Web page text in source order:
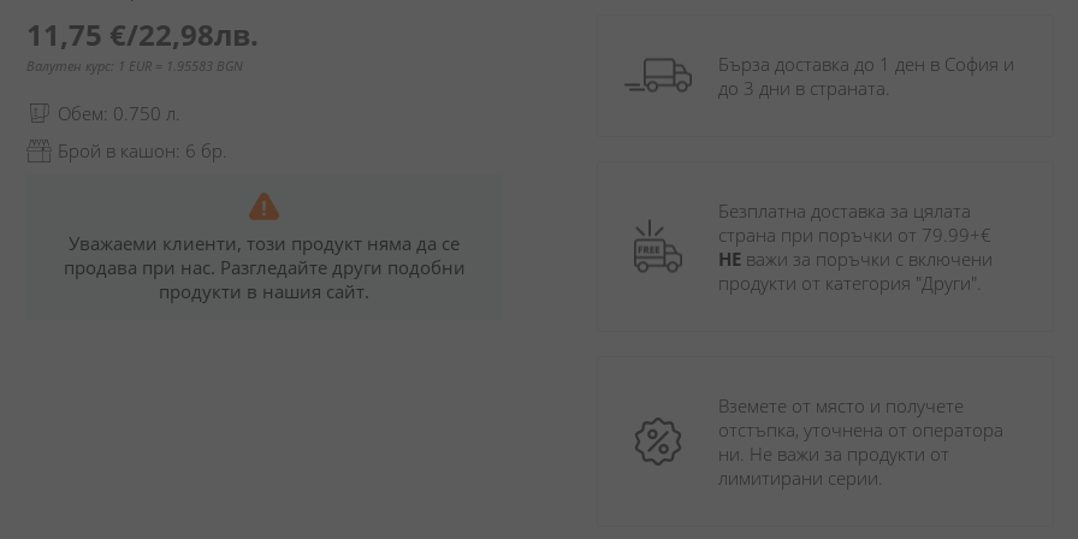
11,75 €/22,98лв.
Валутен курс: 1 EUR = 1.95583 BGN
Обем: 0.750 л.
Брой в кашон: 6 бр.
Уважаеми клиенти, този продукт няма да се
продава при нас. Разгледайте други подобни
продукти в нашия сайт.
Бърза доставка до 1 ден в София и
до 3 дни в страната.
Безплатна доставка за цялата
НЕ важи за поръчки с включени
продукти от категория "Други".
Вземете от място и получете
отстъпка, уточнена от оператора
ни. Не важи за продукти от
лимитирани серии.